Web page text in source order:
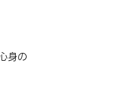
身の